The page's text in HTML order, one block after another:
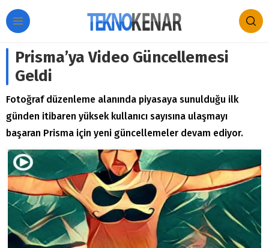
Prisma’ya Video Güncellemesi
Geldi
Fotoğraf düzenleme alanında piyasaya sunulduğu ilk
günden itibaren yüksek kullanıcı sayısına ulaşmayı
başaran Prisma için yeni güncellemeler devam ediyor.